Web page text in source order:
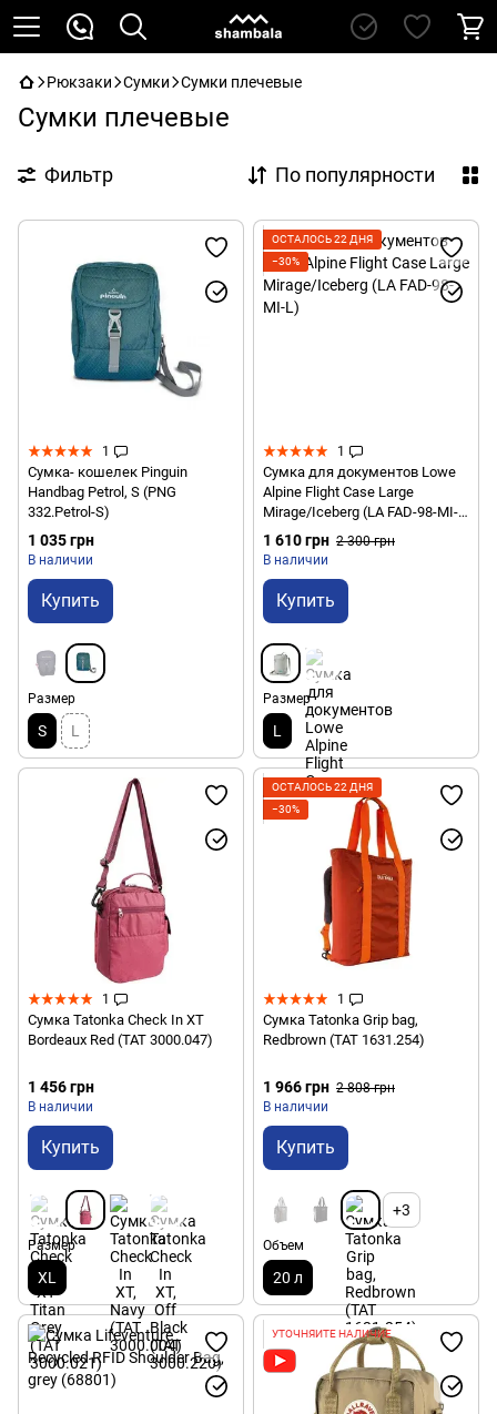
Рюкзаки Сумки Сумки плечевые
Сумки плечевые
Фильтр По популярности
1
Сумка- кошелек Pinguin
Handbag Petrol, S (PNG
332.Petrol-S)
1 035 грн
В наличии
Купить
Размер
S L
ОСТАЛОСЬ 22 ДНЯ
−30%
1
Сумка для документов Lowe
Alpine Flight Case Large
Mirage/Iceberg (LA FAD-98-MI-
L)
1 610 грн 2 300 грн
В наличии
Купить
Размер
L
1
Сумка Tatonka Check In XT
Bordeaux Red (TAT 3000.047)
1 456 грн
В наличии
Купить
Размер
XL
ОСТАЛОСЬ 22 ДНЯ
−30%
1
Сумка Tatonka Grip bag,
Redbrown (TAT 1631.254)
1 966 грн 2 808 грн
В наличии
Купить
+3
Объем
20 л
УТОЧНЯЙТЕ НАЛИЧИЕ